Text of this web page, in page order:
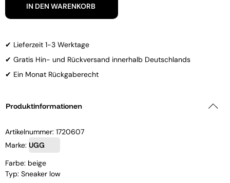
IN DEN WARENKORB
✔ Lieferzeit 1-3 Werktage
✔ Gratis Hin- und Rückversand innerhalb Deutschlands
✔ Ein Monat Rückgaberecht
Produktinformationen
Artikelnummer: 1720607
Marke: UGG
Farbe: beige
Typ: Sneaker low